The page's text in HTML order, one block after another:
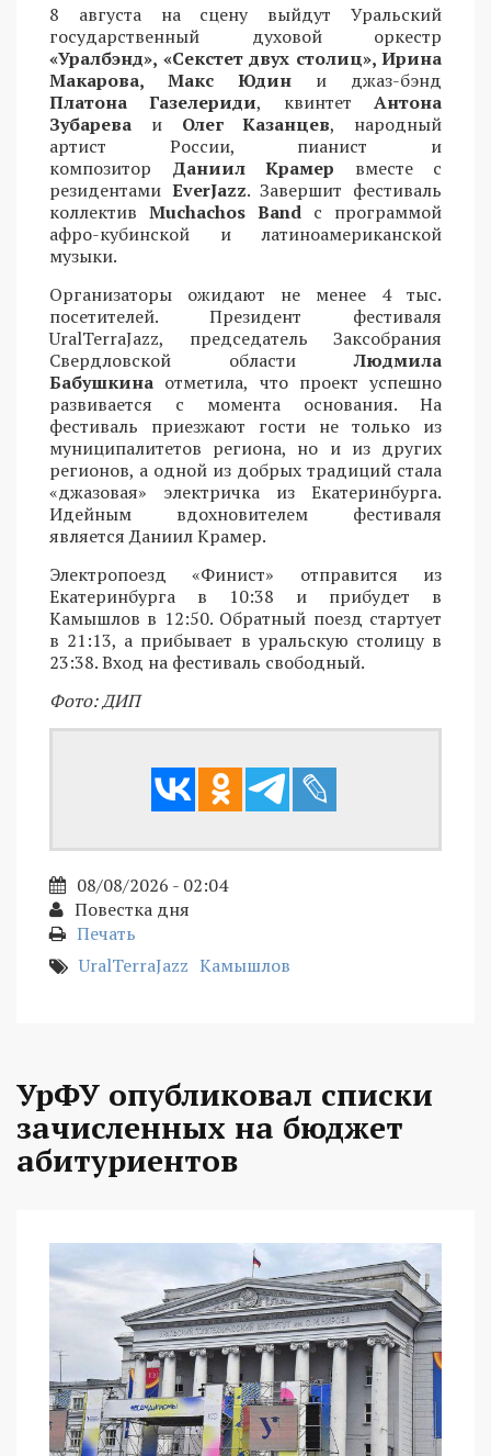
8 августа на сцену выйдут Уральский
государственный духовой оркестр
«Уралбэнд», «Секстет двух столиц», Ирина
Макарова, Макс Юдин и джаз-бэнд
Платона Газелериди, квинтетАнтона
Зубарева и Олег Казанцев, народный
артист России, пианист и
композитор Даниил Крамер вместе с
резидентами EverJazz. Завершит фестиваль
коллектив Muchachos Band с программой
афро-кубинской и латиноамериканской
музыки.
Организаторы ожидают не менее 4 тыс.
посетителей. Президент фестиваля
UralTerraJazz, председатель Заксобрания
Свердловской областиЛюдмила
Бабушкина отметила, что проект успешно
развивается с момента основания. На
фестиваль приезжают гости не только из
муниципалитетов региона, но и из других
регионов, а одной из добрых традиций стала
«джазовая» электричка из Екатеринбурга.
Идейным вдохновителем фестиваля
является Даниил Крамер.
Электропоезд «Финист» отправится из
Екатеринбурга в 10:38 и прибудет в
Камышлов в 12:50. Обратный поезд стартует
в 21:13, а прибывает в уральскую столицу в
23:38. Вход на фестиваль свободный.
Фото: ДИП
08/08/2026 - 02:04
Повестка дня
Печать
UralTerraJazz Камышлов
УрФУ опубликовал списки
зачисленных на бюджет
абитуриентов